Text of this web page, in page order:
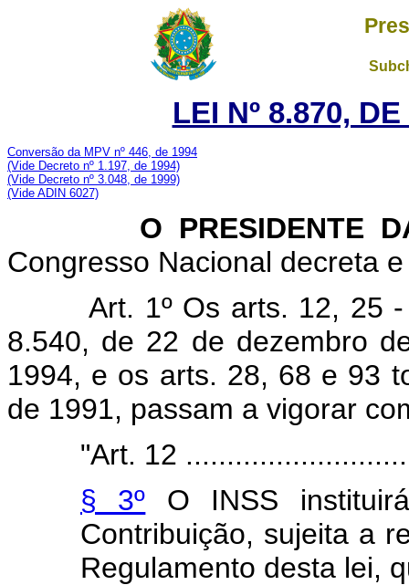
LEI Nº 8.870,
Conversão da MPV nº 446, de 1994
(Vide Decreto nº 1.197, de 1994)
(Vide Decreto nº 3.048, de 1999)
(Vide ADIN 6027)
O PRESIDENTE DA
Congresso Nacional decreta
Art. 1º Os arts. 12, 25
8.540, de 22 de dezembro
1994, e os arts. 28, 68 e 93
de 1991, passam a vigorar
"Art. 12
§ 3º O INSS
Contribuição, sujeita a
Regulamento desta lei,